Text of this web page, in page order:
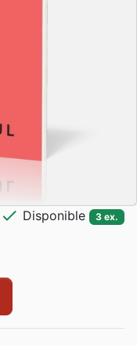
check Disponible 3 ex.